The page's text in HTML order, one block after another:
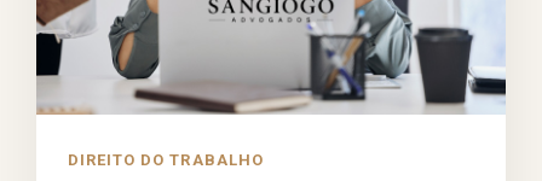
DIREITO DO TRABALHO